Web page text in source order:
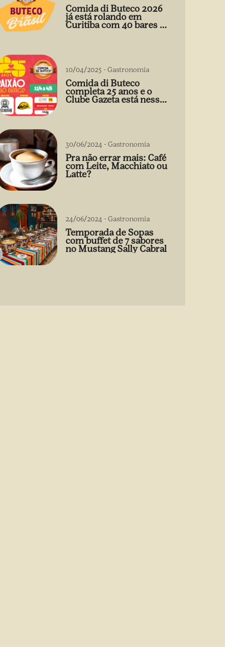
Comida di Buteco 2026
já está rolando em
Curitiba com 40 bares e
petiscos a preço único
10/04/2025 -Gastronomia
Comida di Buteco
completa 25 anos e o
Clube Gazeta está nessa
30/06/2024 -Gastronomia
Pra não errar mais: Café
com Leite, Macchiato ou
Latte?
24/06/2024 -Gastronomia
Temporada de Sopas
com buffet de 7 sabores
no Mustang Sally Cabral